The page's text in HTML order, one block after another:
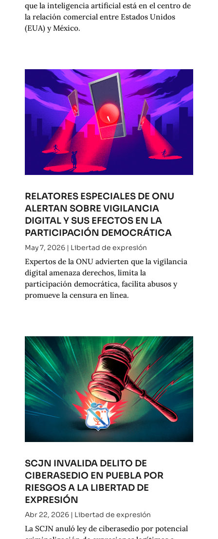
que la inteligencia artificial está en el centro de
la relación comercial entre Estados Unidos
(EUA) y México.
RELATORES ESPECIALES DE ONU
ALERTAN SOBRE VIGILANCIA
DIGITAL Y SUS EFECTOS EN LA
PARTICIPACIÓN DEMOCRÁTICA
May 7, 2026| Libertad de expresión
Expertos de la ONU advierten que la vigilancia
digital amenaza derechos, limita la
participación democrática, facilita abusos y
promueve la censura en línea.
SCJN INVALIDA DELITO DE
CIBERASEDIO EN PUEBLA POR
RIESGOS A LA LIBERTAD DE
EXPRESIÓN
Abr 22, 2026| Libertad de expresión
La SCJN anuló ley de ciberasedio por potencial